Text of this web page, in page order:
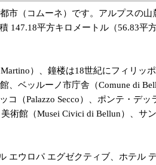
市（コムーネ）です。アルプスの山
147.18平方キロメートル（56.83平
）、鐘楼は18世紀にフィリッ
、ベッルーノ市庁舎（Comune di
コ（Palazzo Secco）、ポンテ・デ
術館（Musei Civici di Bellun）、サ
エウロパ エグゼクティブ、ホテル